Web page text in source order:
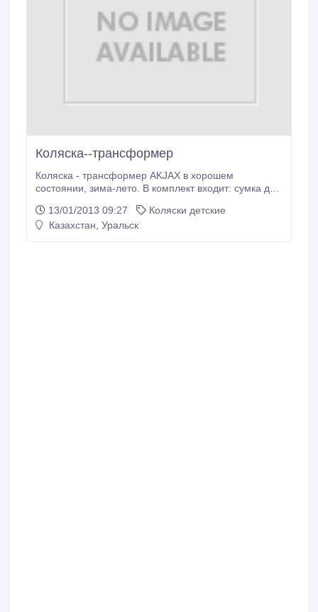
Коляска--трансформер
Коляска - трансформер AKJAX в хорошем
состоянии, зима-лето. В комплект входит: сумка для
цвет серый с синими вставками. Перекидная ручка,
3 положения спинки.Торг уместен. 8-777-873-55-
13/01/2013 09:27
Коляски детские
Казахстан, Уральск